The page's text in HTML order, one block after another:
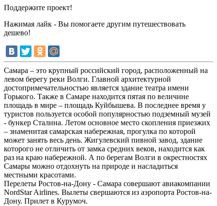
Поддержите проект!
Нажимая лайк - Вы помогаете другим путешествовать
дешево!
Самара – это крупный российский город, расположенный на
левом берегу реки Волги. Главной архитектурной
достопримечательностью является здание театра имени
Горького. Также в Самаре находится пятая по величине
площадь в мире – площадь Куйбышева. В последнее время у
туристов пользуется особой популярностью подземный музей
- бункер Сталина. Летом основное место скопления приезжих
– знаменитая самарская набережная, прогулка по которой
может занять весь день. Жигулевский пивной завод, здание
которого не отличить от замка средних веков, находится как
раз на краю набережной. А по берегам Волги в окрестностях
Самары можно отдохнуть на природе и насладиться
местными красотами.
Перелеты Ростов-на-Дону - Самара совершают авиакомпании
NordStar Airlines. Вылеты свершаются из аэропорта Ростов-на-
Дону. Прилет в Курумоч.